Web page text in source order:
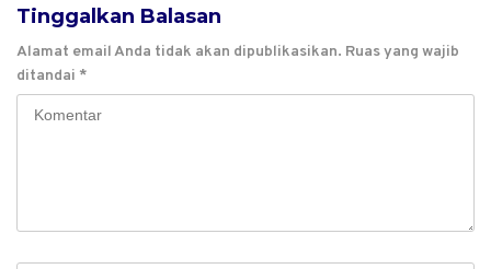
Tinggalkan Balasan
Alamat email Anda tidak akan dipublikasikan. Ruas yang wajib
ditandai *